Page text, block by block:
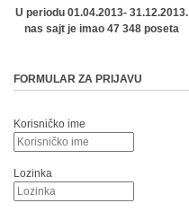
U periodu 01.04.2013- 31.12.2013.
nas sajt je imao 47 348 poseta
FORMULAR ZA PRIJAVU
Korisničko ime
Lozinka